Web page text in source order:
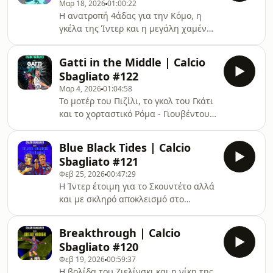
κομβικός Μάριο Ερμόσο για τη Ρόμα
(41:34) και η ντοπιέτα του Κένεθ
Τέιλορ για τη Λάτσιο (47:20).
Μαρ 18, 202601:00:22
Η ανατροπή 4άδας για την Κόμο, η
γκέλα της Ίντερ και η μεγάλη χαμένη
Γιούβε και όλη η αγωνιστική δράση
στην Ιταλία μπαίνοντας στις
τελευταίες στροφές.
Gatti in the Middle | Calcio
Sbagliato #122
Μαρ 4, 202601:04:58
Το μοτέρ του Πιζίλι, το γκολ του Γκάτι
και το χορταστικό Ρόμα - Γιουβέντους,
φινάλε για Μίλαν και Νάπολι, ο
ασυγκράτητος Χεσούς Ροντρίγκεθ και
η Κόμο της Ευρώπης, ο μαχητής
Μπεράρντι και η σούπερ σεζόν της
Σασουόλο.
Blue Black Tides | Calcio
Sbagliato #121
Φεβ 25, 202600:47:29
Η Ίντερ έτοιμη για το Σκουντέτο αλλά
και με σκληρό αποκλεισμό στο
ελπίδα για πρόκριση επί της
Ντόρτμουντ, το σπουδαίο διπλό της
Πάρμα στο Μιλάνο αλλά και της Κόμο
Breakthrough | Calcio
Sbagliato #120
Φεβ 19, 202600:59:37